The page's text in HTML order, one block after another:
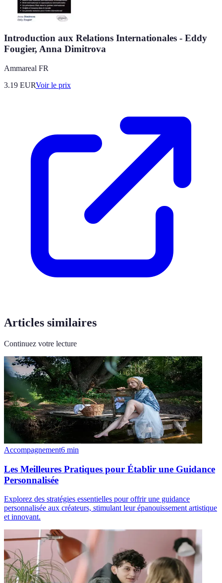
Introduction aux Relations Internationales - Eddy
Fougier, Anna Dimitrova
Ammareal FR
3.19 EURVoir le prix
Articles similaires
Continuez votre lecture
Accompagnement6 min
Les Meilleures Pratiques pour Établir une Guidance
Personnalisée
Explorez des stratégies essentielles pour offrir une guidance
personnalisée aux créateurs, stimulant leur épanouissement artistique
et innovant.